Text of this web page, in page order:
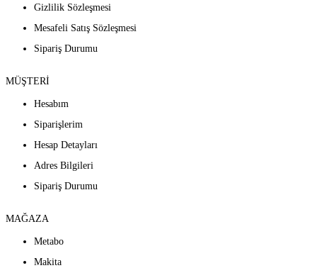
Gizlilik Sözleşmesi
Mesafeli Satış Sözleşmesi
Sipariş Durumu
MÜŞTERİ
Hesabım
Siparişlerim
Hesap Detayları
Adres Bilgileri
Sipariş Durumu
MAĞAZA
Metabo
Makita